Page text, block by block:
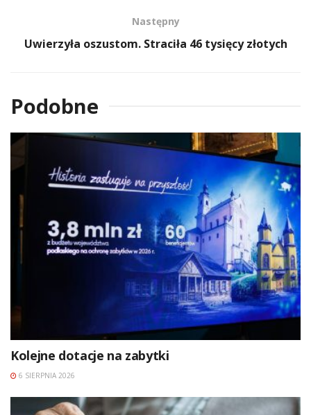
Następny
Uwierzyła oszustom. Straciła 46 tysięcy złotych
Podobne
Kolejne dotacje na zabytki
6 SIERPNIA 2026